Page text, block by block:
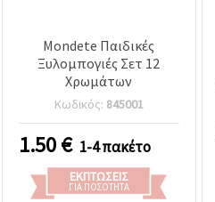
Mondete Παιδικές
Ξυλομπογιές Σετ 12
Χρωμάτων
Κωδικός: 845001
1.50€ 1-4 πακέτο
ΕΚΠΤΏΣΕΙΣ
ΓΙΑ ΠΟΣΌΤΗΤΑ